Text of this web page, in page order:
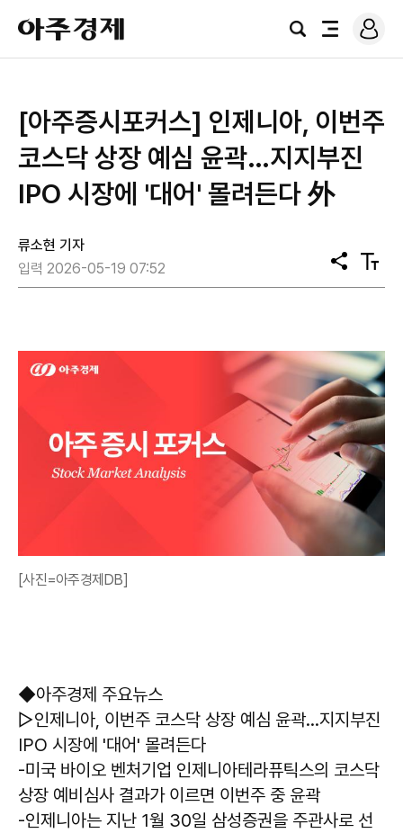
아
주
경
검
전
로
그
[아주증시포커스] 인제니아, 이번주
코스닥 상장 예심 윤곽…지지부진
IPO 시장에 '대어' 몰려든다 外
류소현 기자
입력 2026-05-19 07:52
공
유
텍
스
[사진=아주경제DB]
◆아주경제 주요뉴스
▷인제니아, 이번주 코스닥 상장 예심 윤곽…지지부진
IPO 시장에 '대어' 몰려든다
-미국 바이오 벤처기업 인제니아테라퓨틱스의 코스닥
상장 예비심사 결과가 이르면 이번주 중 윤곽
-인제니아는 지난 1월 30일 삼성증권을 주관사로 선